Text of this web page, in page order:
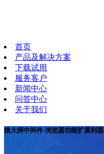
首页
产品及解决方案
下载试用
服务客户
新闻中心
问答中心
关于我们
猿大师中间件-浏览器功能扩展利器